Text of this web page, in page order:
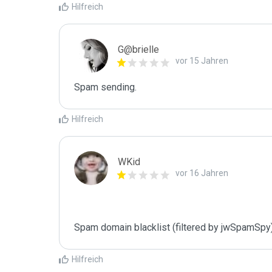
Hilfreich
G@brielle
vor 15 Jahren
Spam sending.
Hilfreich
WKid
vor 16 Jahren
Spam domain blacklist (filtered by
Hilfreich